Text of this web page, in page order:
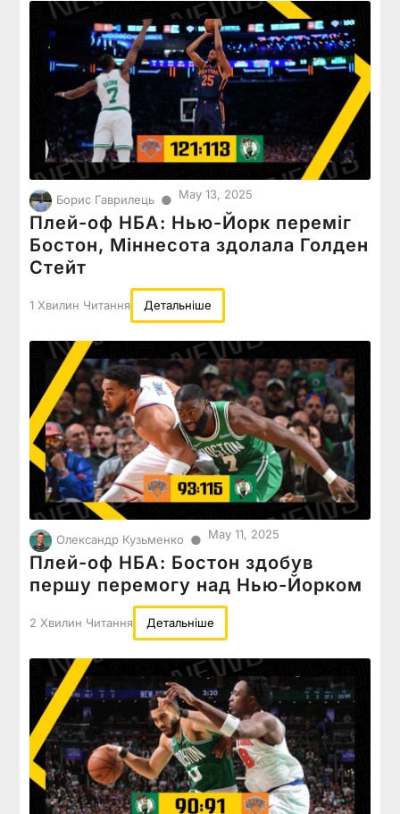
Борис Гаврилець ● May 13, 2025
Плей-оф НБА: Нью-Йорк переміг
Бостон, Міннесота здолала Голден
Стейт
1 Хвилин Читання Детальніше
Олександр Кузьменко ● May 11, 2025
Плей-оф НБА: Бостон здобув
першу перемогу над Нью-Йорком
2 Хвилин Читання Детальніше